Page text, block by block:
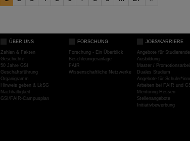
ÜBER UNS
Zahlen & Fakten
Geschichte
50 Jahre GSI
Geschäftsführung
Organigramm
Hinweis geben & LkSG
Nachhaltigkeit
GSI/FAIR-Campusplan
FORSCHUNG
Forschung - Ein Überblick
Beschleunigeranlage
FAIR
Wissenschaftliche Netzwerke
JOBS/KARRIERE
Angebote für Studierende
Ausbildung
Master /
Duales Studium
Angebote für
Arbeiten bei FAIR und
Mentoring Hessen
Stellenangebote
Initiativbewerbung